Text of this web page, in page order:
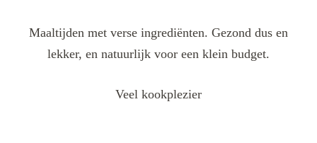
Maaltijden met verse ingrediënten. Gezond dus en
lekker, en natuurlijk voor een klein budget.
Veel kookplezier